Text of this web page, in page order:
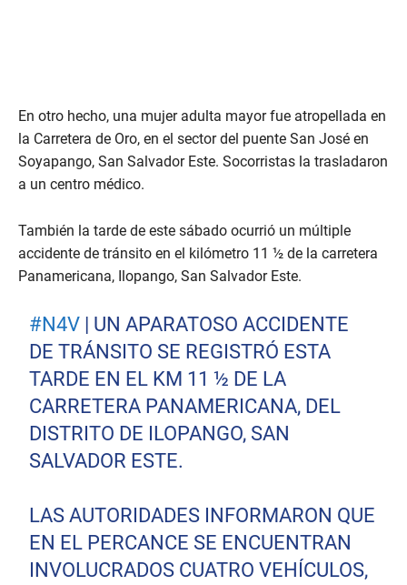
En otro hecho, una mujer adulta mayor fue atropellada en
la Carretera de Oro, en el sector del puente San José en
Soyapango, San Salvador Este. Socorristas la trasladaron
a un centro médico.
También la tarde de este sábado ocurrió un múltiple
accidente de tránsito en el kilómetro 11 ½ de la carretera
Panamericana, Ilopango, San Salvador Este.
#N4V | UN APARATOSO ACCIDENTE
DE TRÁNSITO SE REGISTRÓ ESTA
TARDE EN EL KM 11 ½ DE LA
CARRETERA PANAMERICANA, DEL
DISTRITO DE ILOPANGO, SAN
SALVADOR ESTE.
LAS AUTORIDADES INFORMARON QUE
EN EL PERCANCE SE ENCUENTRAN
INVOLUCRADOS CUATRO VEHÍCULOS,